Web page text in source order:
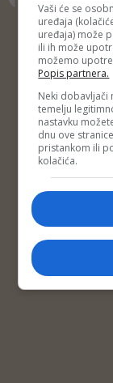
Impressum
Vaši će se
uređaja
uređaja) može
ili ih može
možemo
Popis partnera.
Neki dobavljači
temelju
nastavku
dnu ove
pristankom ili
kolačića.